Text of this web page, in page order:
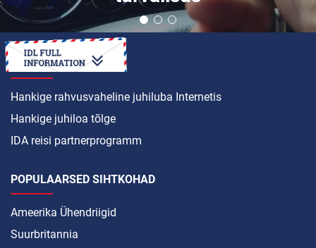
KUIDAS SEDA TEHA
Hankige rahvusvaheline juhiluba Internetis
Hankige juhiloa tõlge
IDA reisi partnerprogramm
POPULAARSED SIHTKOHAD
Ameerika Ühendriigid
Suurbritannia